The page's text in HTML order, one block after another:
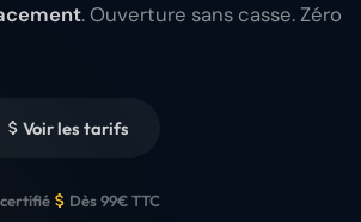
. Ouverture sans casse. Zéro
Voir les tarifs
Dès 99€ TTC